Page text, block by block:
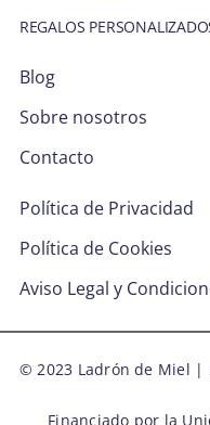
REGALOS
Blog
Sobre nosotros
Contacto
Política de Privacidad
Política de Cookies
Aviso Legal y
© 2023 Ladrón de Miel |
Financiado por la